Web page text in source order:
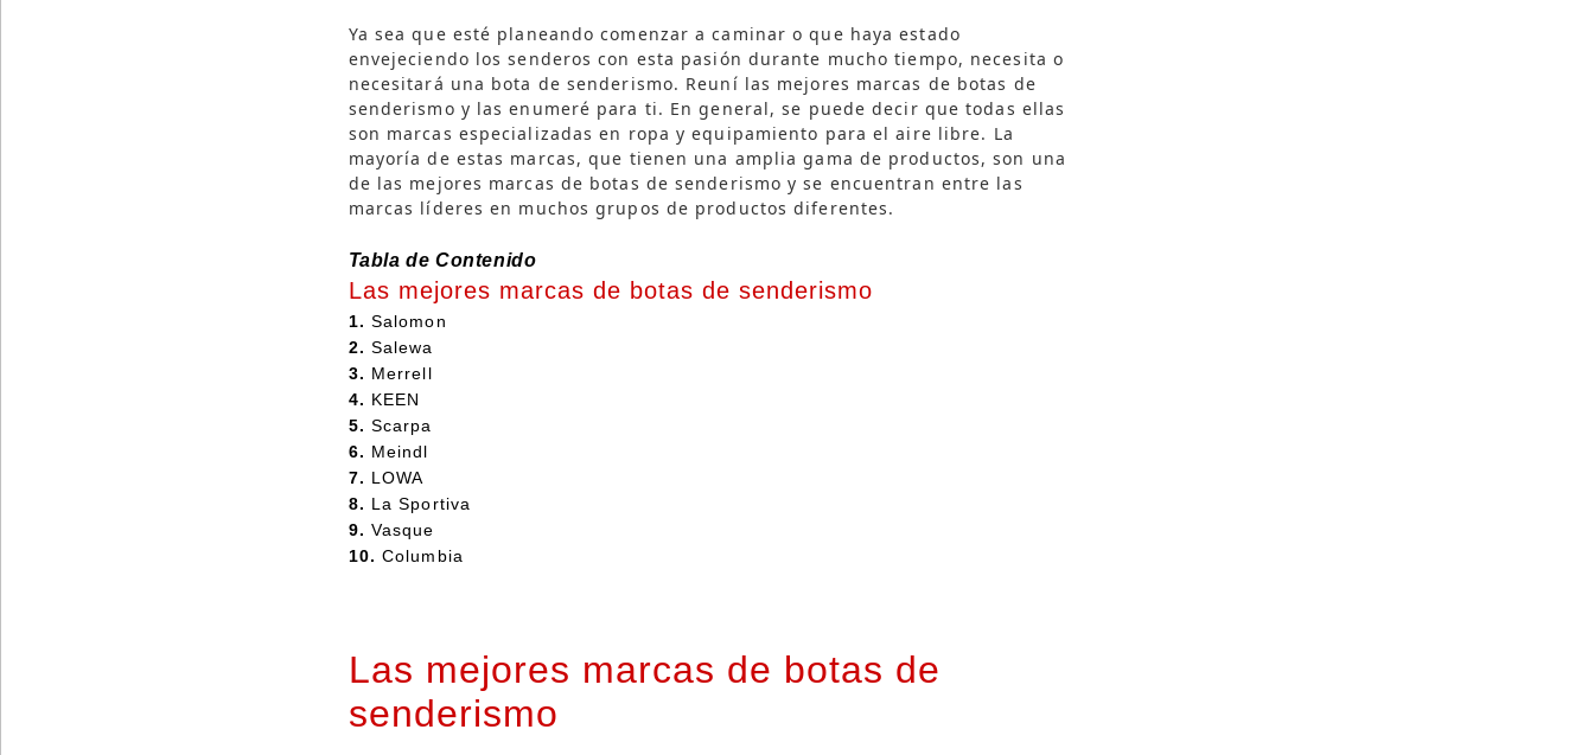
Ya sea que esté planeando comenzar a caminar o que haya estado
envejeciendo los senderos con esta pasión durante mucho tiempo, necesita o
necesitará una bota de senderismo. Reuní las mejores marcas de botas de
senderismo y las enumeré para ti. En general, se puede decir que todas ellas
son marcas especializadas en ropa y equipamiento para el aire libre. La
mayoría de estas marcas, que tienen una amplia gama de productos, son una
de las mejores marcas de botas de senderismo y se encuentran entre las
marcas líderes en muchos grupos de productos diferentes.
Tabla de Contenido
Las mejores marcas de botas de senderismo
1. Salomon
2. Salewa
3. Merrell
4. KEEN
5. Scarpa
6. Meindl
7. LOWA
8. La Sportiva
9. Vasque
10.Columbia
Las mejores marcas de botas de
senderismo